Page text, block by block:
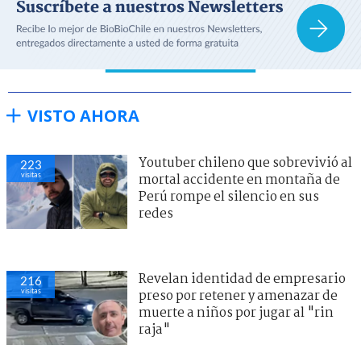
VISTO AHORA
223
visitas
Youtuber chileno que sobrevivió al
mortal accidente en montaña de
Perú rompe el silencio en sus
redes
216
visitas
Revelan identidad de empresario
preso por retener y amenazar de
muerte a niños por jugar al "rin
raja"